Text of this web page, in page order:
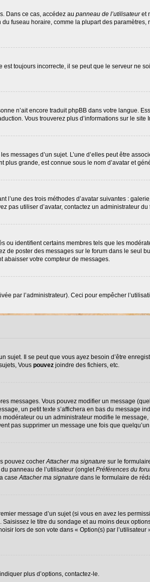
Dans ce cas, accédez au panneau de l’utilisateuret
fuseau horaire, comme la plupart des paramètres,
toujours incorrecte, il se peut que le serveur ne
n’ait encore traduit phpBB dans votre langue.
Vous trouverez plus d’informations sur le site
messages d’un sujet. L’une d’elles peut être
grande, est connue sous le nom d’avatar et
des trois méthodes d’avatar suivantes :
pas utiliser d’avatar, contactez un administrateur du
ou identifient certains membres tels que les
de poster des messages sur le forum dans le seul
abaisser votre compteur de messages.
par l’administrateur). Ceci pour empêcher
Il se peut que vous ayez besoin d’être
Vous pouvezjoindre des fichiers, etc.
messages. Vous pouvez modifier un message
un petit texte s’affichera en bas du message
ou un administrateur modifie le
pas supprimer un message une fois que
pouvez cocherAttacher ma signaturesur le
panneau de l’utilisateur (ongletPréférences du
caseAttacher ma signaturedans le formulaire de
message d’un sujet (si vous en avez les
le titre du sondage et au moins deux
lors de son vote dans « Option(s) par
plus d’options, contactez-le.